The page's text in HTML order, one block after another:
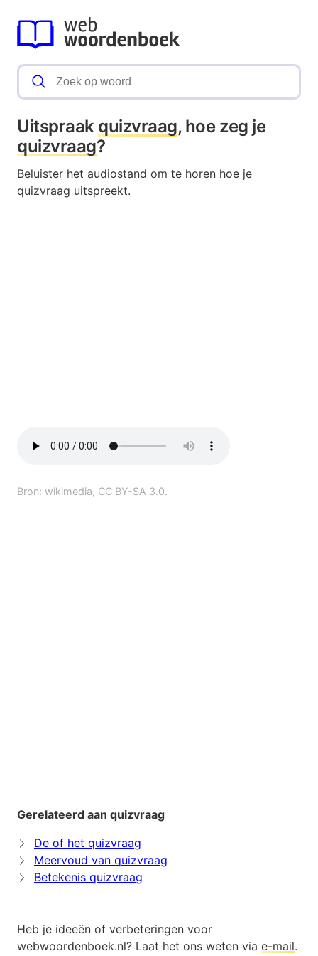
Uitspraak quizvraag, hoe zeg je
quizvraag?
Beluister het audiostand om te horen hoe je
quizvraag uitspreekt.
Bron: wikimedia, CC BY-SA 3.0.
Gerelateerd aan quizvraag
De of het quizvraag
Meervoud van quizvraag
Betekenis quizvraag
Heb je ideeën of verbeteringen voor
webwoordenboek.nl? Laat het ons weten via e-mail.